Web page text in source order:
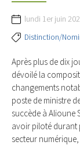
lundi 1er juin
Distinction/
Après plus de dix
dévoilé la
changements
poste de ministre
succède à Alioune
avoir piloté durant
secteur